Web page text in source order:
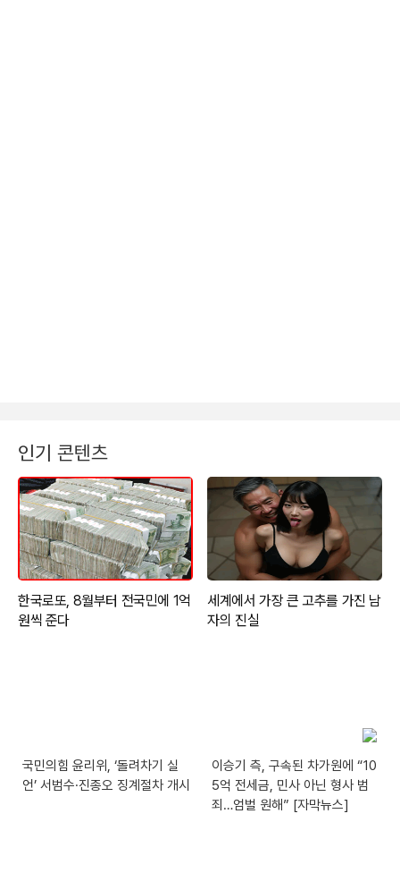
인기 콘텐츠
국민의힘 윤리위, ‘돌려차기 실
언’ 서범수·진종오 징계절차 개시
이승기 측, 구속된 차가원에 “10
5억 전세금, 민사 아닌 형사 범
죄…엄벌 원해” [자막뉴스]